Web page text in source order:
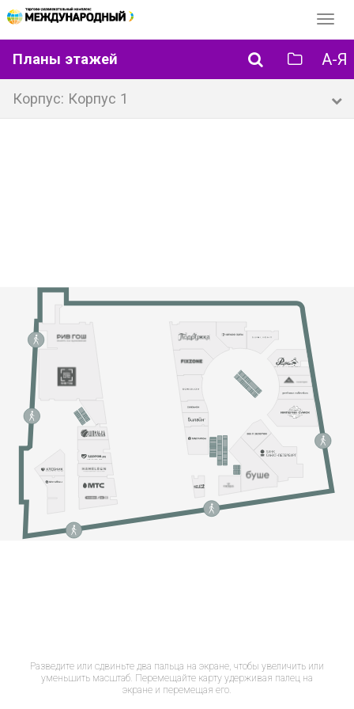
Планы этажей А-Я
Корпус: Корпус 1
Разведите или сдвиньте два пальца на экране, чтобы увеличить или
уменьшить масштаб. Перемещайте карту удерживая палец на
экране и перемещая его.